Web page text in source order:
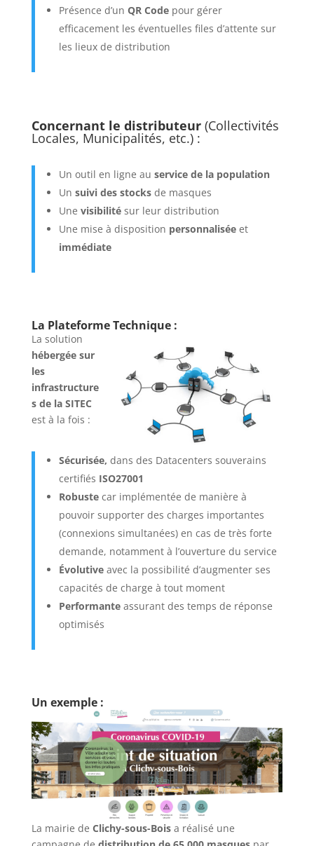
Présence d’un QR Codepour gérer
efficacement les éventuelles files d’attente sur
les lieux de distribution
Concernant le distributeur(Collectivités
Locales, Municipalités, etc.) :
Un outil en ligne au service de la population
Un suivi des stocksde masques
Une visibilitésur leur distribution
Une mise à disposition personnaliséeet
immédiate
La Plateforme Technique :
La solution
hébergée sur
les
infrastructure
s de la SITEC
est à la fois :
Sécurisée, dans des Datacenters souverains
certifiés ISO27001
Robustecar implémentée de manière à
pouvoir supporter des charges importantes
(connexions simultanées) en cas de très forte
demande, notamment à l’ouverture du service
Évolutive avec la possibilité d’augmenter ses
capacités de charge à tout moment
Performante assurant des temps de réponse
optimisés
Un exemple :
La mairie de Clichy-sous-Boisa réalisé une